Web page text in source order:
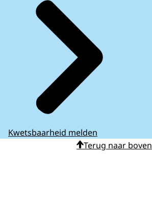
Kwetsbaarheid melden
Terug naar boven